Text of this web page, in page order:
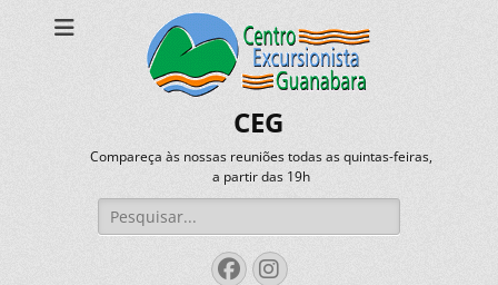
CEG
Compareça às nossas reuniões todas as quintas-feiras,
a partir das 19h
Pesquisar
por:
Facebook
Instagram